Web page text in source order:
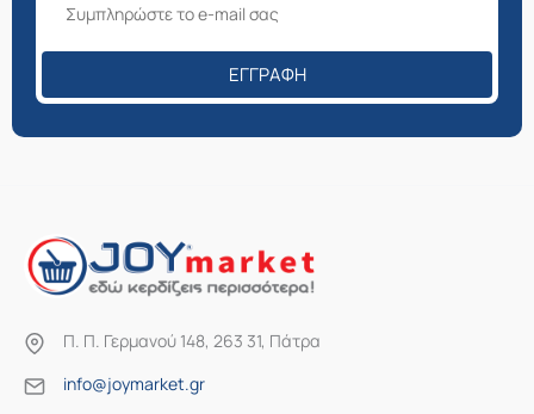
ΕΓΓΡΑΦΉ
Π. Π. Γερμανού 148, 263 31, Πάτρα
info@joymarket.gr